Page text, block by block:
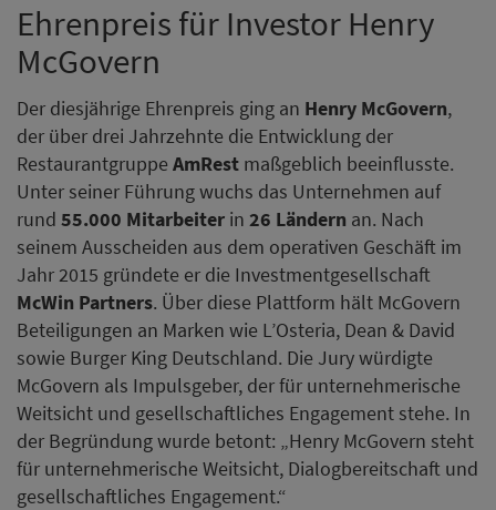
Ehrenpreis für Investor Henry
McGovern
Der diesjährige Ehrenpreis ging an Henry McGovern,
der über drei Jahrzehnte die Entwicklung der
Restaurantgruppe AmRest maßgeblich beeinflusste.
Unter seiner Führung wuchs das Unternehmen auf
rund 55.000 Mitarbeiter in 26 Ländern an. Nach
seinem Ausscheiden aus dem operativen Geschäft im
Jahr 2015 gründete er die Investmentgesellschaft
McWin Partners. Über diese Plattform hält McGovern
Beteiligungen an Marken wie L’Osteria, Dean & David
sowie Burger King Deutschland. Die Jury würdigte
McGovern als Impulsgeber, der für unternehmerische
Weitsicht und gesellschaftliches Engagement stehe. In
der Begründung wurde betont: „Henry McGovern steht
für unternehmerische Weitsicht, Dialogbereitschaft und
gesellschaftliches Engagement.“